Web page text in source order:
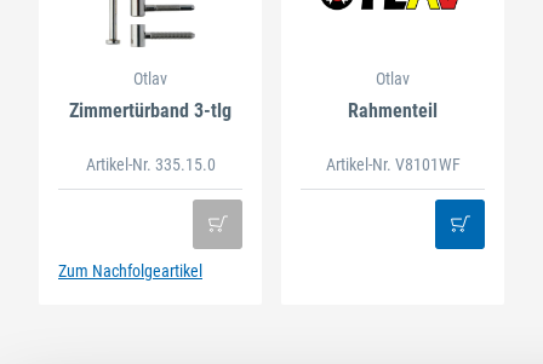
Otlav
Zimmertürband 3-tlg
Artikel-Nr. 335.15.0
Zum Nachfolgeartikel
Otlav
Rahmenteil
Artikel-Nr. V8101WF